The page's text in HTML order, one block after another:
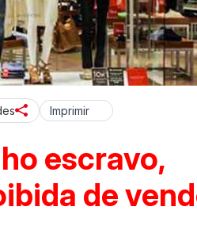
Imprimir
escravo,
de